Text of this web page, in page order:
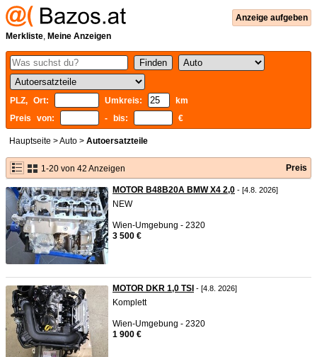
Anzeige aufgeben
Merkliste, Meine Anzeigen
PLZ, Ort: Umkreis:
km
Preis von:
- bis: €
Hauptseite >Auto > Autoersatzteile
1-20 von 42 Anzeigen Preis
MOTOR B48B20A BMW X4 2,0 - [4.8. 2026]
NEW
Wien-Umgebung - 2320
3 500 €
MOTOR DKR 1,0 TSI - [4.8. 2026]
Komplett
Wien-Umgebung - 2320
1 900 €